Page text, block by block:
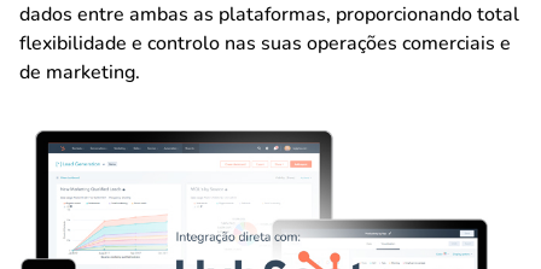
dados entre ambas as plataformas, proporcionando total
flexibilidade e controlo nas suas operações comerciais e
de marketing.